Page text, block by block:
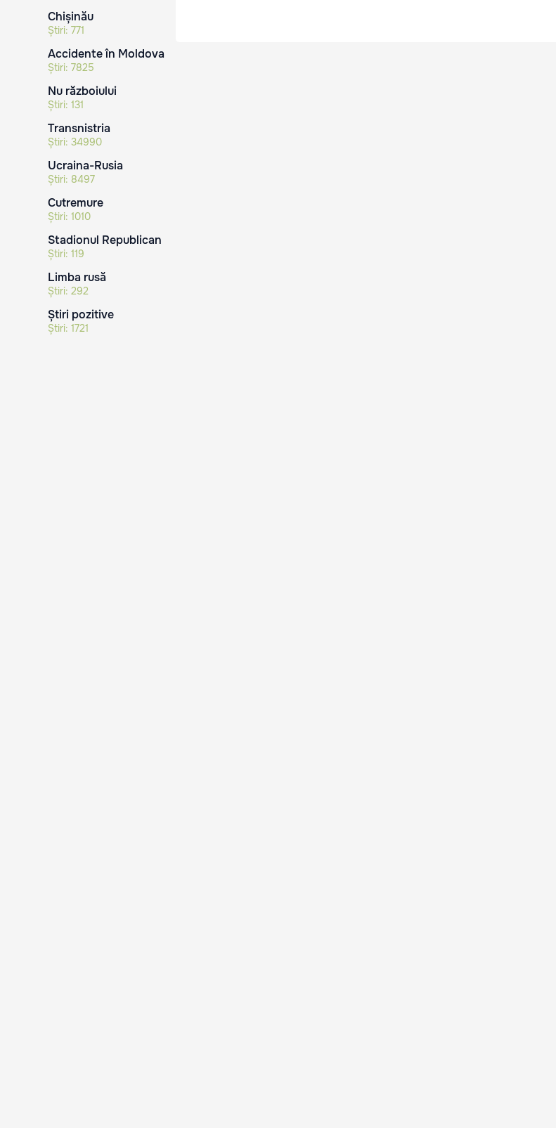
Chișinău
Știri: 771
Accidente în Moldova
Știri: 7825
Nu războiului
Știri: 131
Transnistria
Știri: 34990
Ucraina-Rusia
Știri: 8497
Cutremure
Știri: 1010
Stadionul Republican
Știri: 119
Limba rusă
Știri: 292
Știri pozitive
Știri: 1721